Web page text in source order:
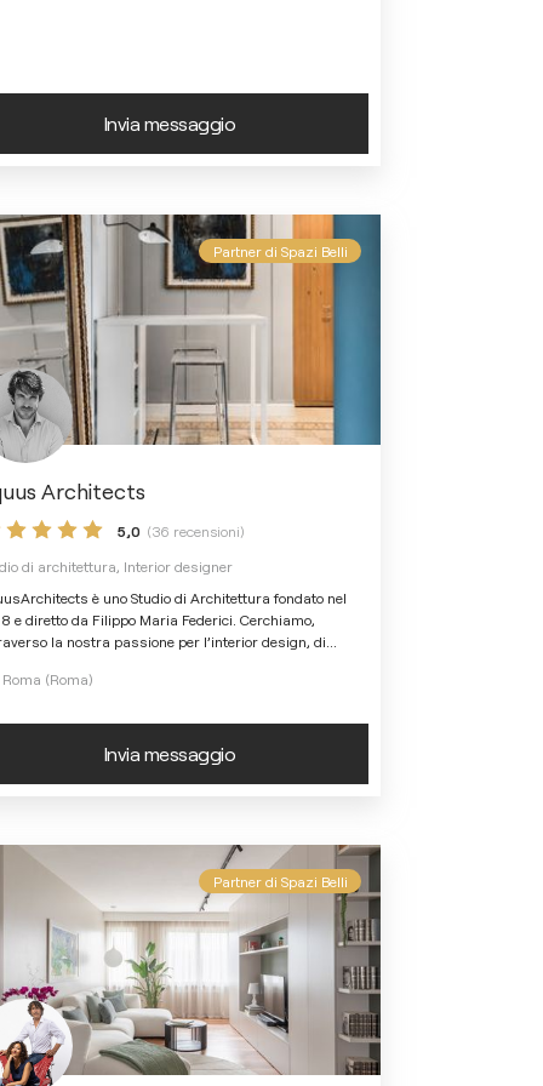
Invia messaggio
Partner di Spazi Belli
Architects
5,0 (36 recensioni)
di architettura, Interior designer
è uno Studio di Architettura fondato nel
e diretto da Filippo Maria Federici. Cerchiamo,
la nostra passione per l’interior design, di
Roma (Roma)
Invia messaggio
Partner di Spazi Belli